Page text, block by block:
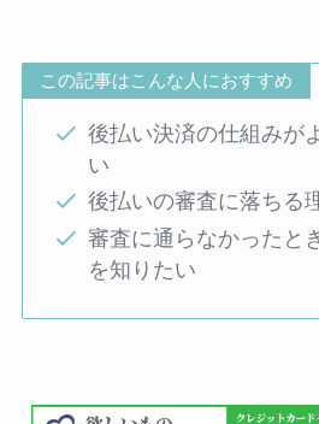
この記事はこんな人におすすめ
後払い決済の仕組みが
い
後払いの審査に落ちる
審査に通らなかったと
を知りたい